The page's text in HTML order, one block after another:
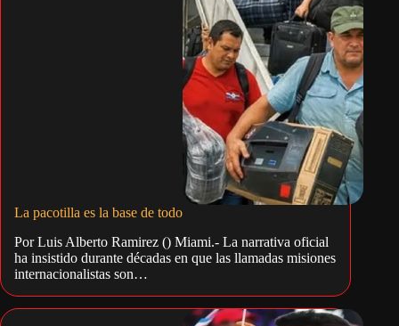
La pacotilla es la base de todo
Por Luis Alberto Ramirez () Miami.- La narrativa oficial
ha insistido durante décadas en que las llamadas misiones
internacionalistas son…